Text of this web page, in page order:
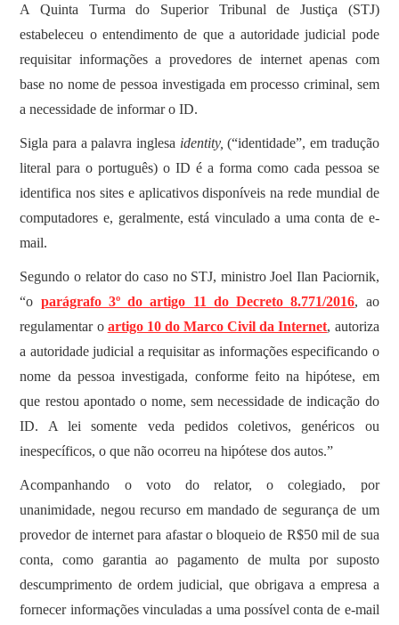
A Quinta Turma do Superior Tribunal de Justiça (STJ)
estabeleceu o entendimento de que a autoridade judicial pode
requisitar informações a provedores de internet apenas com
base no nome de pessoa investigada em processo criminal, sem
a necessidade de informar o ID.
Sigla para a palavra inglesa identity, (“identidade”, em tradução
literal para o português) o ID é a forma como cada pessoa se
identifica nos sites e aplicativos disponíveis na rede mundial de
computadores e, geralmente, está vinculado a uma conta de e-
mail.
Segundo o relator do caso no STJ, ministro Joel Ilan Paciornik,
“o parágrafo 3º do artigo 11 do Decreto 8.771/2016, ao
regulamentar o artigo 10 do Marco Civil da Internet, autoriza
a autoridade judicial a requisitar as informações especificando o
nome da pessoa investigada, conforme feito na hipótese, em
que restou apontado o nome, sem necessidade de indicação do
ID. A lei somente veda pedidos coletivos, genéricos ou
inespecíficos, o que não ocorreu na hipótese dos autos.”
Acompanhando o voto do relator, o colegiado, por
unanimidade, negou recurso em mandado de segurança de um
provedor de internet para afastar o bloqueio de R$50 mil de sua
conta, como garantia ao pagamento de multa por suposto
descumprimento de ordem judicial, que obrigava a empresa a
fornecer informações vinculadas a uma possível conta de e-mail